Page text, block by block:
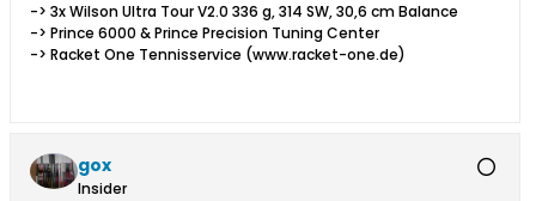
-> 3x Wilson Ultra Tour V2.0 336 g, 314 SW, 30,6 cm Balance
-> Prince 6000 & Prince Precision Tuning Center
-> Racket One Tennisservice (www.racket-one.de)
gox
Insider